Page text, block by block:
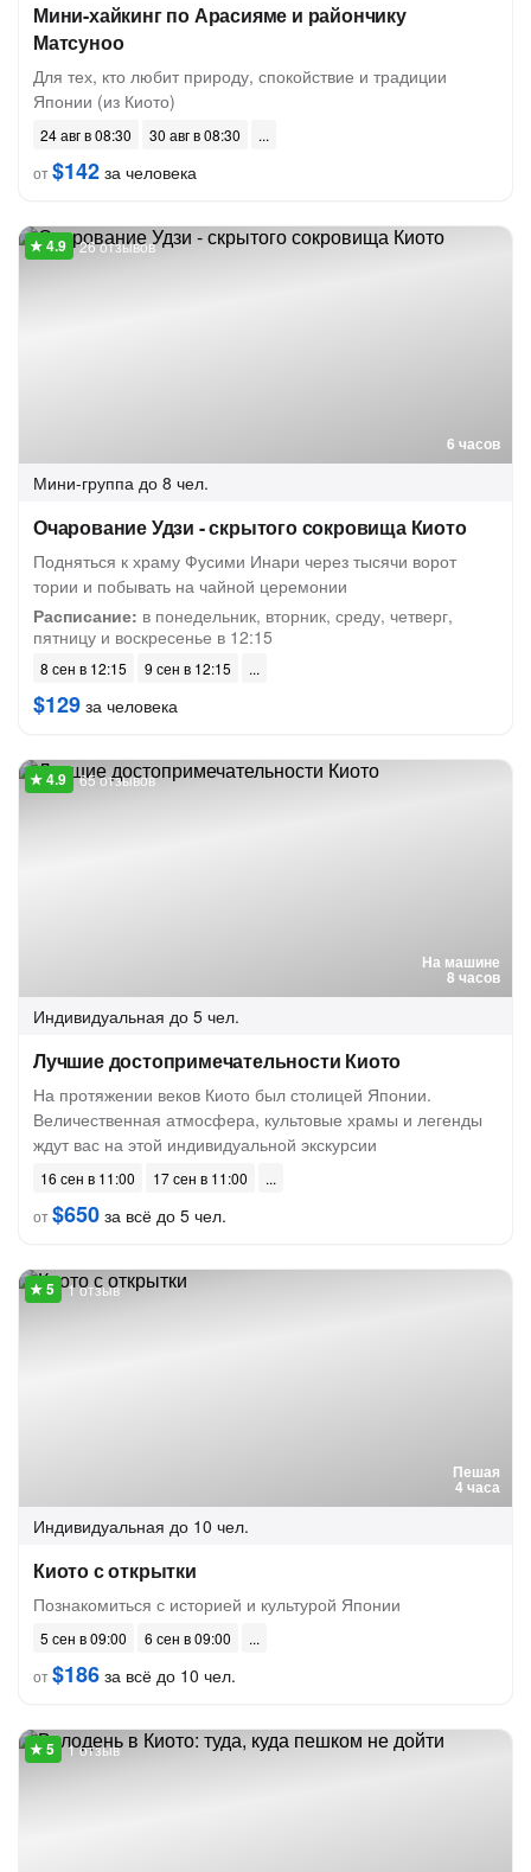
Мини-хайкинг по Арасияме и райончику
Матсуноо
Для тех, кто любит природу, спокойствие и традиции
Японии (из Киото)
24 авг в 08:30
30 авг в 08:30
от$142 за человека
6 часов
26 отзывов
Мини-группа до 8 чел.
Очарование Удзи - скрытого сокровища Киото
Подняться к храму Фусими Инари через тысячи ворот
тории и побывать на чайной церемонии
Расписание: в понедельник, вторник, среду, четверг,
пятницу и воскресенье в 12:15
8 сен в 12:15 9 сен в 12:15
$129 за человека
На машине
8 часов
65 отзывов
Индивидуальная до 5 чел.
Лучшие достопримечательности Киото
На протяжении веков Киото был столицей Японии.
Величественная атмосфера, культовые храмы и легенды
ждут вас на этой индивидуальной экскурсии
16 сен в 11:00
17 сен в 11:00
от$650 за всё до 5 чел.
Пешая
4 часа
1 отзыв
Индивидуальная до 10 чел.
Киото с открытки
Познакомиться с историей и культурой Японии
5 сен в 09:00
6 сен в 09:00
от$186 за всё до 10 чел.
1 отзыв